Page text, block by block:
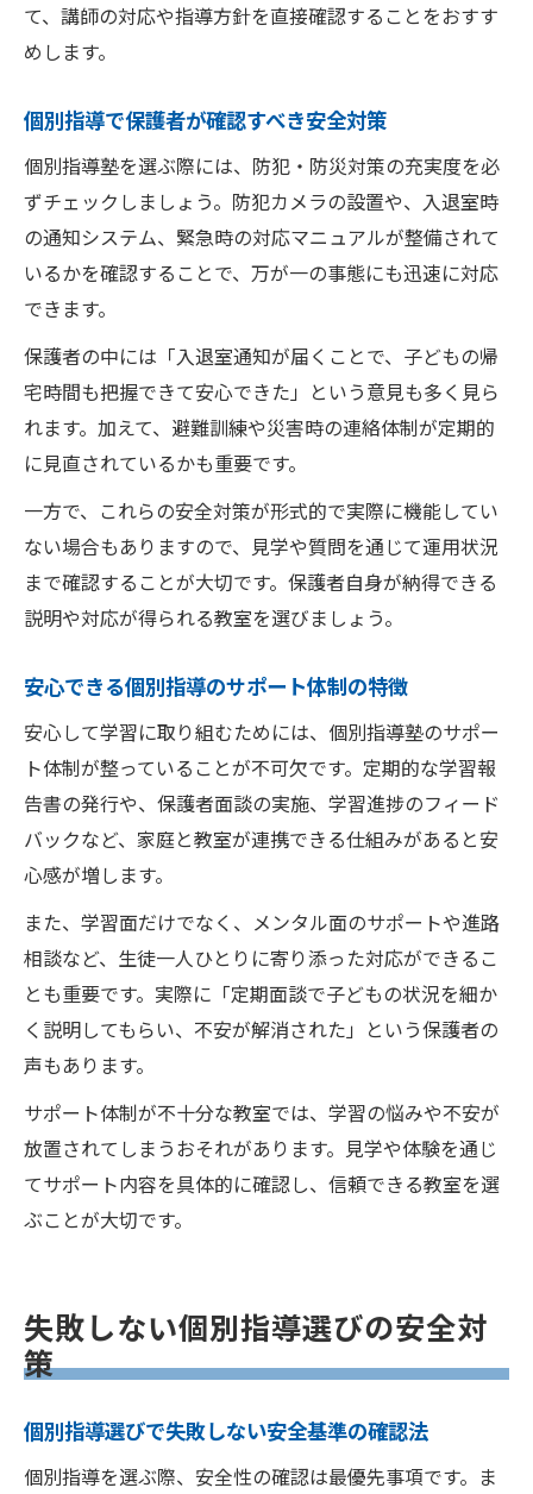
て、講師の対応や指導方針を直接確認することをおすす
めします。
個別指導で保護者が確認すべき安全対策
個別指導塾を選ぶ際には、防犯・防災対策の充実度を必
ずチェックしましょう。防犯カメラの設置や、入退室時
の通知システム、緊急時の対応マニュアルが整備されて
いるかを確認することで、万が一の事態にも迅速に対応
できます。
保護者の中には「入退室通知が届くことで、子どもの帰
宅時間も把握できて安心できた」という意見も多く見ら
れます。加えて、避難訓練や災害時の連絡体制が定期的
に見直されているかも重要です。
一方で、これらの安全対策が形式的で実際に機能してい
ない場合もありますので、見学や質問を通じて運用状況
まで確認することが大切です。保護者自身が納得できる
説明や対応が得られる教室を選びましょう。
安心できる個別指導のサポート体制の特徴
安心して学習に取り組むためには、個別指導塾のサポー
ト体制が整っていることが不可欠です。定期的な学習報
告書の発行や、保護者面談の実施、学習進捗のフィード
バックなど、家庭と教室が連携できる仕組みがあると安
心感が増します。
また、学習面だけでなく、メンタル面のサポートや進路
相談など、生徒一人ひとりに寄り添った対応ができるこ
とも重要です。実際に「定期面談で子どもの状況を細か
く説明してもらい、不安が解消された」という保護者の
声もあります。
サポート体制が不十分な教室では、学習の悩みや不安が
放置されてしまうおそれがあります。見学や体験を通じ
てサポート内容を具体的に確認し、信頼できる教室を選
ぶことが大切です。
失敗しない個別指導選びの安全対
策
個別指導選びで失敗しない安全基準の確認法
個別指導を選ぶ際、安全性の確認は最優先事項です。ま